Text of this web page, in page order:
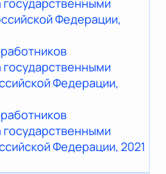
государственными
Федерации,
государственными
Федерации,
государственными
Федерации, 2021